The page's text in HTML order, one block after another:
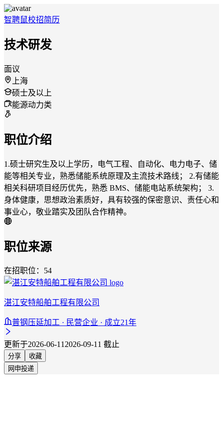
智聘鼠校招简历
技术研发
面议
上海
硕士及以上
能源动力类
职位介绍
1.硕士研究生及以上学历，电气工程、自动化、电力电子、储
能等相关专业，熟悉储能系统原理及主流技术路线； 2.有储能
相关科研项目经历优先，熟悉 BMS、储能电站系统架构； 3.
身体健康，思想政治素质好，具有较强的保密意识、责任心和
事业心，敬业踏实及团队合作精神。
职位来源
在招职位：54
湛江安特船舶工程有限公司
普钢压延加工 · 民营企业 · 成立21年
更新于2026-06-112026-09-11 截止
分享
收藏
网申投递